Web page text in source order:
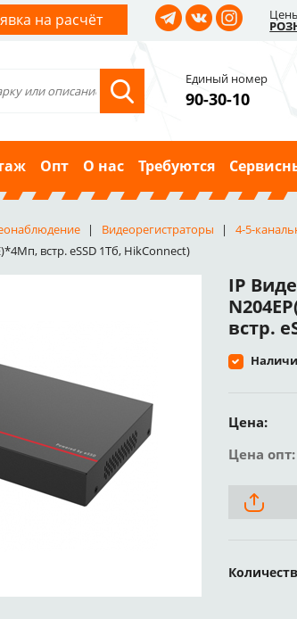
на расчёт
Единый номер
90-30-10
Опт О нас Требуются
Видеорегистраторы 4-5-
встр. eSSD 1Тб, HikConnect)
IP
встр.
Цена:
Цена опт: